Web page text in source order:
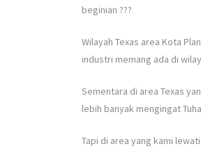
beginian ???
Wilayah Texas area Kota
industri memang ada di
Sementara di area Texas
lebih banyak mengingat
Tapi di area yang kami